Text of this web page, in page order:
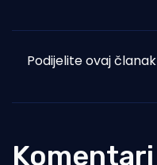
Podijelite ovaj članak
Komentari